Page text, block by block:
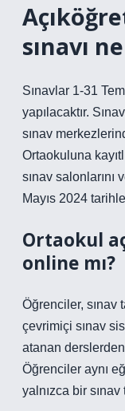
sınavı
Sınavlar 1-31
yapılacaktır.
sınav
Ortaokuluna
sınav salonlarını
Mayıs 2024
Ortaokul
online mı?
Öğrenciler, sınav
çevrimiçi sınav
atanan
Öğrenciler aynı
yalnızca bir